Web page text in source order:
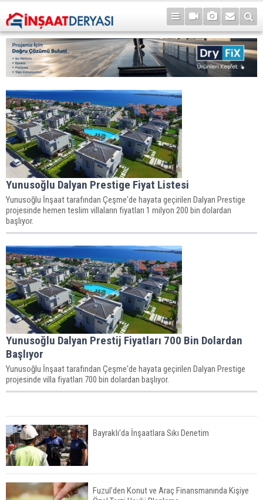
Yunusoğlu Dalyan Prestige Fiyat Listesi
Yunusoğlu İnşaat tarafından Çeşme'de hayata geçirilen Dalyan Prestige
projesinde hemen teslim villaların fiyatları 1 milyon 200 bin dolardan
başlıyor.
Yunusoğlu Dalyan Prestij Fiyatları 700 Bin Dolardan
Başlıyor
Yunusoğlu İnşaat tarafından Çeşme'de hayata geçirilen Dalyan Prestige
projesinde villa fiyatları 700 bin dolardan başlıyor.
Bayraklı’da İnşaatlara Sıkı Denetim
Fuzul’den Konut ve Araç Finansmanında Kişiye